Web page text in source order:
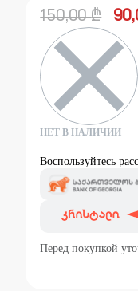
150,00₾
НЕТ В НАЛИЧИИ
Воспользуйтесь
Перед покупкой